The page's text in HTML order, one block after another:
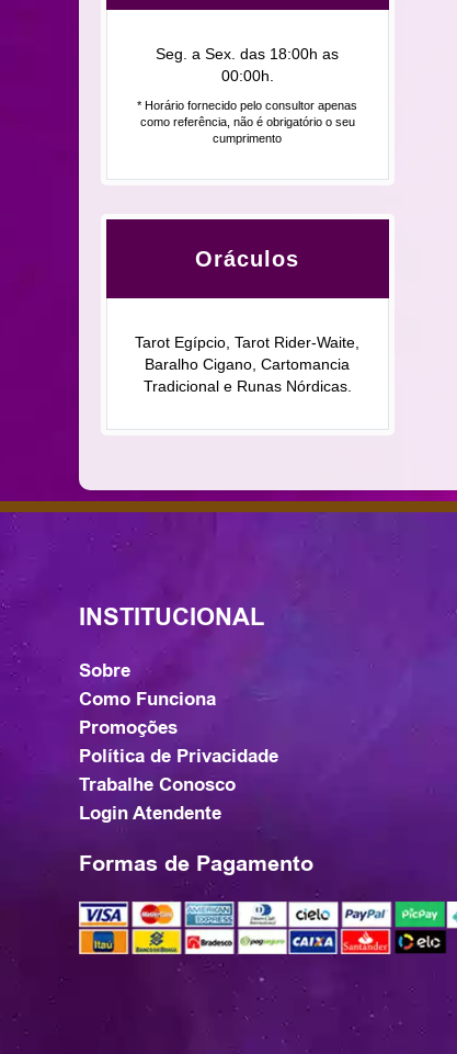
Seg. a Sex. das 18:00h as
00:00h.
* Horário fornecido pelo consultor apenas
como referência, não é obrigatório o seu
cumprimento
Oráculos
Tarot Egípcio, Tarot Rider-Waite,
Baralho Cigano, Cartomancia
Tradicional e Runas Nórdicas.
INSTITUCIONAL
Sobre
Como Funciona
Promoções
Política de Privacidade
Trabalhe Conosco
Login Atendente
Formas de Pagamento